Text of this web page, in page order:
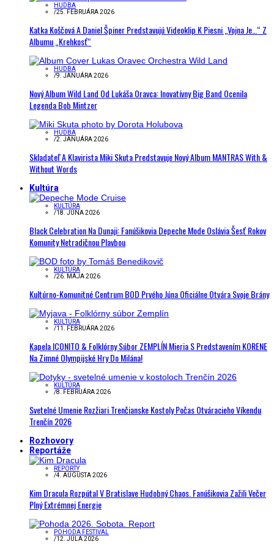
HUDBA
/25. FEBRUÁRA 2026
Katka Koščová A Daniel Špiner Predstavujú Videoklip K Piesni „Vojna Je…“ Z
Albumu „Krehkosť“
HUDBA
/9. JANUÁRA 2026
Nový Album Wild Land Od Lukáša Oravca: Inovatívny Big Band Ocenila
Legenda Bob Mintzer
HUDBA
/2. JANUÁRA 2026
Skladateľ A Klavirista Miki Skuta Predstavuje Nový Album MANTRAS With &
Without Words
Kultúra
KULTÚRA
/18. JÚNA 2026
Black Celebration Na Dunaji: Fanúšikovia Depeche Mode Oslávia Šesť Rokov
Komunity Netradičnou Plavbou
KULTÚRA
/26. MÁJA 2026
Kultúrno-Komunitné Centrum BOD Prvého Júna Oficiálne Otvára Svoje Brány
KULTÚRA
/11. FEBRUÁRA 2026
Kapela ICONITO & Folklórny Súbor ZEMPLÍN Mieria S Predstavením KORENE
Na Zimné Olympijské Hry Do Milána!
KULTÚRA
/8. FEBRUÁRA 2026
Svetelné Umenie Rozžiari Trenčianske Kostoly Počas Otváracieho Víkendu
Trenčín 2026
Rozhovory
Reportáže
REPORTY
/4. AUGUSTA 2026
Kim Dracula Rozpútal V Bratislave Hudobný Chaos. Fanúšikovia Zažili Večer
Plný Extrémnej Energie
POHODA FESTIVAL
/12. JÚLA 2026